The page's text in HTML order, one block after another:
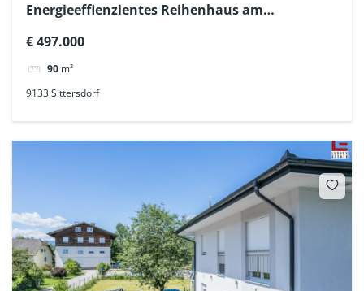
Energieeffienzientes Reihenhaus am
€ 497.000
90 m²
9133 Sittersdorf